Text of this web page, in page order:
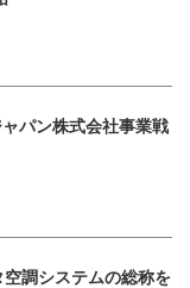
パン株式会社事業戦
調システムの総称を